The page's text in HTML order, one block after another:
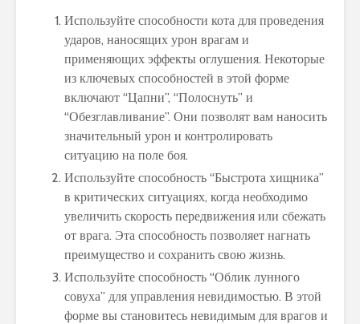
Используйте способности кота для проведения
ударов, наносящих урон врагам и
применяющих эффекты оглушения. Некоторые
из ключевых способностей в этой форме
включают “Цапни”, “Полоснуть” и
“Обезглавливание”. Они позволят вам наносить
значительный урон и контролировать
ситуацию на поле боя.
Используйте способность “Быстрота хищника”
в критических ситуациях, когда необходимо
увеличить скорость передвижения или сбежать
от врага. Эта способность позволяет нагнать
преимущество и сохранить свою жизнь.
Используйте способность “Облик лунного
совуха” для управления невидимостью. В этой
форме вы становитесь невидимым для врагов и